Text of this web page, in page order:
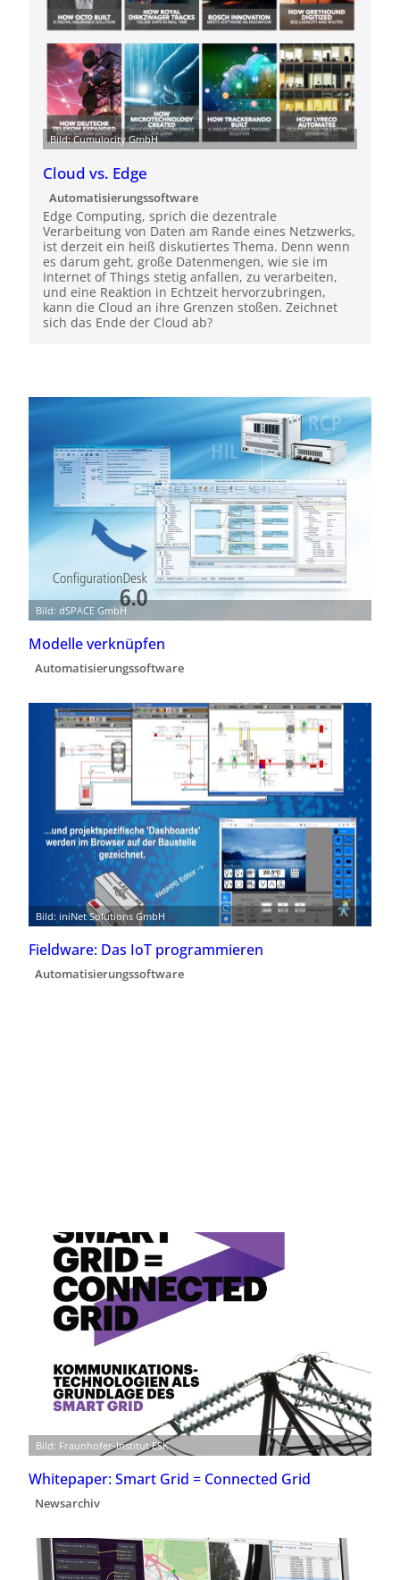
Bild: Cumulocity GmbH
Cloud vs. Edge
Automatisierungssoftware
Edge Computing, sprich die dezentrale
Verarbeitung von Daten am Rande eines Netzwerks,
ist derzeit ein heiß diskutiertes Thema. Denn wenn
es darum geht, große Datenmengen, wie sie im
Internet of Things stetig anfallen, zu verarbeiten,
und eine Reaktion in Echtzeit hervorzubringen,
kann die Cloud an ihre Grenzen stoßen. Zeichnet
sich das Ende der Cloud ab?
Bild: dSPACE GmbH
Modelle verknüpfen
Automatisierungssoftware
Bild: iniNet Solutions GmbH
Fieldware: Das IoT programmieren
Automatisierungssoftware
Bild: Fraunhofer-Institut ESK
Whitepaper: Smart Grid = Connected Grid
Newsarchiv